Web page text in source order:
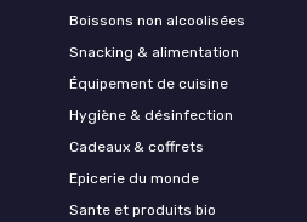
Boissons non alcoolisées
Snacking & alimentation
Équipement de cuisine
Hygiène & désinfection
Cadeaux & coffrets
Epicerie du monde
Sante et produits bio